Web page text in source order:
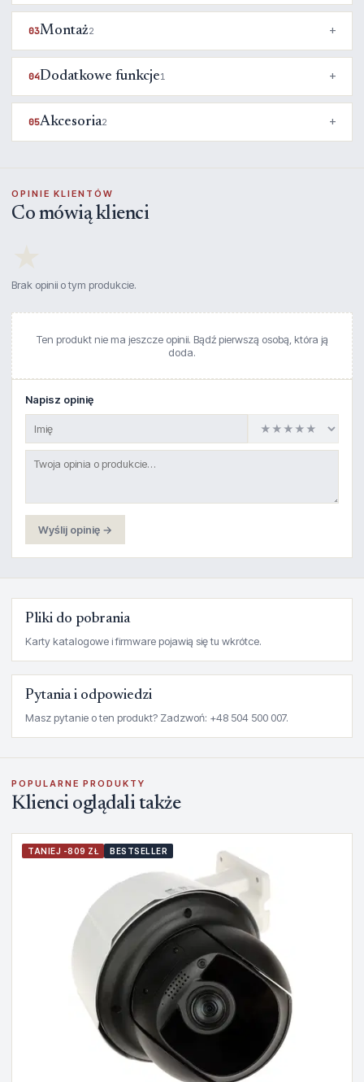
03Montaż2
04Dodatkowe funkcje1
05Akcesoria2
OPINIE KLIENTÓW
Co mówią klienci
Brak opinii o tym produkcie.
Ten produkt nie ma jeszcze opinii. Bądź pierwszą osobą, która ją
doda.
Napisz opinię
Wyślij opinię →
Pliki do pobrania
Karty katalogowe i firmware pojawią się tu wkrótce.
Pytania i odpowiedzi
Masz pytanie o ten produkt? Zadzwoń: +48 504 500 007.
POPULARNE PRODUKTY
Klienci oglądali także
TANIEJ -809 ZŁ BESTSELLER